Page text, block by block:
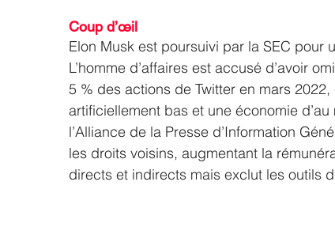
Coup d’œil
Elon Musk est poursuivi par la SEC pour
L’homme d’affaires est accusé d’avoir
5 % des actions de Twitter en mars
artificiellement bas et une économie
l’Alliance de la Presse d’Information
les droits voisins, augmentant la
directs et indirects mais exclut les outils